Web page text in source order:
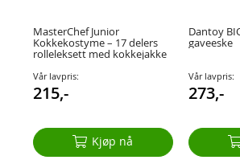
MasterChef Junior
Kokkekostyme – 17 delers
rolleleksett med kokkejakke
Vår lavpris:
215,-
Kjøp nå
Dantoy
gaveeske
Vår lavpris:
273,-